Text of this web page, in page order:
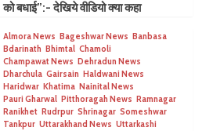
को बधाई”:- देखिये वीडियो क्या कहा
Almora News Bageshwar News Banbasa
Bdarinath Bhimtal Chamoli
Champawat News Dehradun News
Dharchula Gairsain Haldwani News
Haridwar Khatima Nainital News
Pauri Gharwal Pitthoragah News Ramnagar
Ranikhet Rudrpur Shrinagar Someshwar
Tankpur Uttarakhand News Uttarkashi